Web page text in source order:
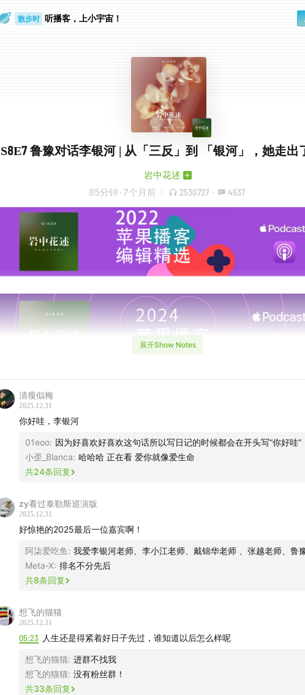
通勤路上 听播客，上小宇宙！
S8E7 鲁豫对话李银河 | 从「三反」到 「银河」，她走出
岩中花述
85分钟 · 7个月前 2530727 · 4637
【本期嘉宾】
陈鲁豫，媒体人、主持人
【本期节目介绍】
岩中花述第八季第七期节目，鲁豫与李银河在「新时代」的语境中，回
展开Show Notes
清瘦似梅
2025.12.31
你好哇，李银河
01eoo: 因为好喜欢好喜欢这句话所以写日记的时候都会在开头写“你好哇”
小歪_Blanca: 哈哈哈 正在看 爱你就像爱生命
共24条回复
zy看过泰勒斯巡演版
2025.12.31
好惊艳的2025最后一位嘉宾啊！
阿柒爱吃鱼 : 我爱李银河老师、李小江老师、戴锦华老师 、张越老师、鲁
Meta-X: 排名不分先后
共8条回复
想飞的猫猫
2025.12.31
05:23 人生还是得紧着好日子先过，谁知道以后怎么样呢
想飞的猫猫: 进群不找我
想飞的猫猫: 没有粉丝群！
共33条回复